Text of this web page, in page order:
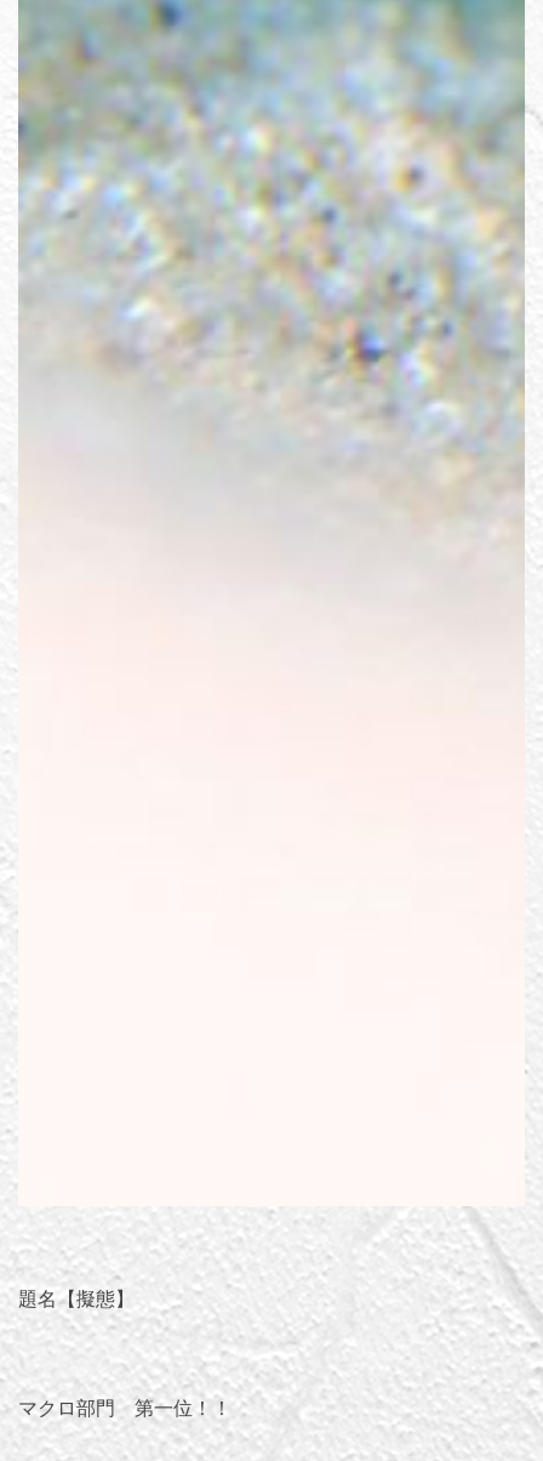
題名【擬態】
マクロ部門 第一位！！